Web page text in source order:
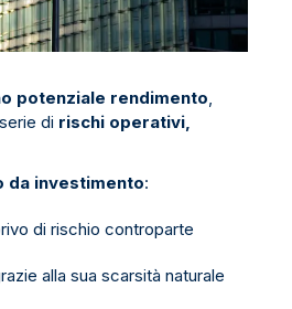
potenziale rendimento
di rischi operativi,
da investimento:
di rischio controparte
alla sua scarsità naturale